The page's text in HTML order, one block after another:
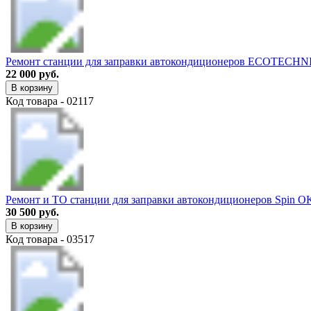
Ремонт станции для заправки автокондиционеров
22 000 руб.
В корзину
Код товара - 02117
Ремонт и ТО станции для заправки автокондиционеров Spin
30 500 руб.
В корзину
Код товара - 03517